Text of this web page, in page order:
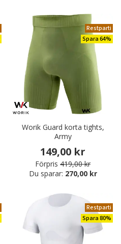
Restparti
Spara 64%
Worik Guard korta tights,
Army
149,00 kr
Förpris 419,00 kr
Du sparar: 270,00 kr
Restparti
Spara 80%